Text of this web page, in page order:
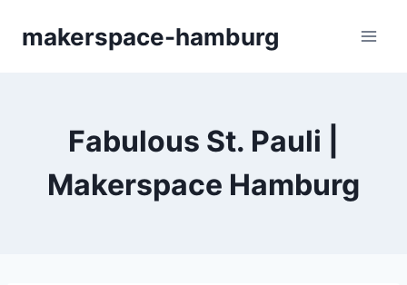
Inhaltmakerspace-hamburg
Fabulous St. Pauli |
Makerspace Hamburg